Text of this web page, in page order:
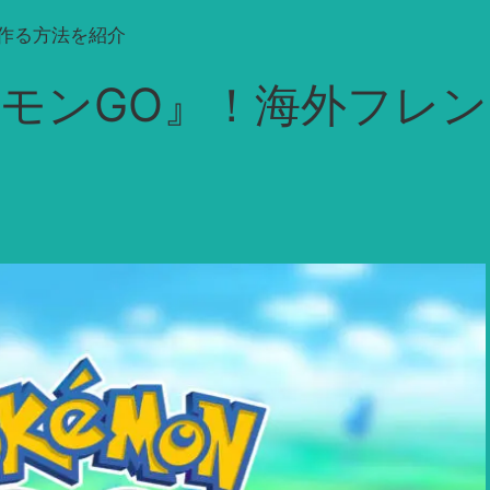
る方法を紹介
ンGO』！海外フレ